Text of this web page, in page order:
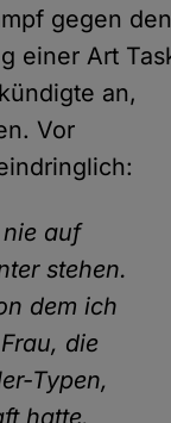
gegen den
einer Art
an,
Vor
auf
stehen.
dem ich
die
Typen,